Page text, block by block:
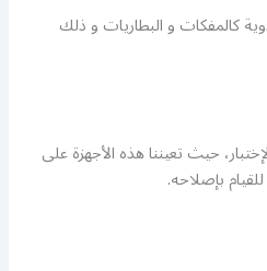
كالمفكات و البطاريات و ذلك
حيث تعيننا هذه الأجهزة على
بإصلاحه.